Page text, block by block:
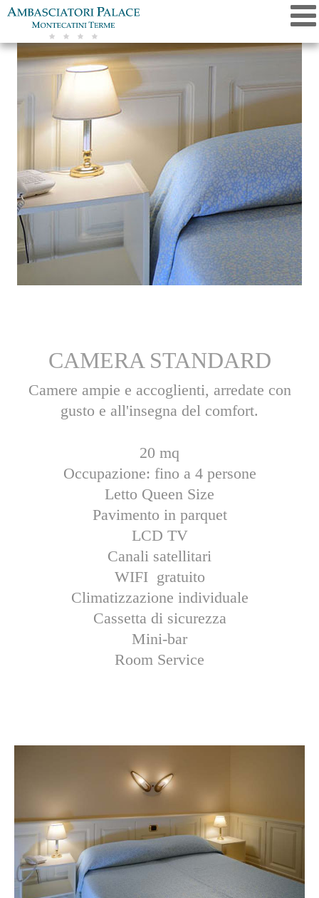
CAMERA STANDARD
Camere ampie e accoglienti, arredate con
gusto e all'insegna del comfort.
20 mq
Occupazione: fino a 4 persone
Letto Queen Size
Pavimento in parquet
LCD TV
Canali satellitari
WIFI gratuito
Climatizzazione individuale
Cassetta di sicurezza
Mini-bar
Room Service